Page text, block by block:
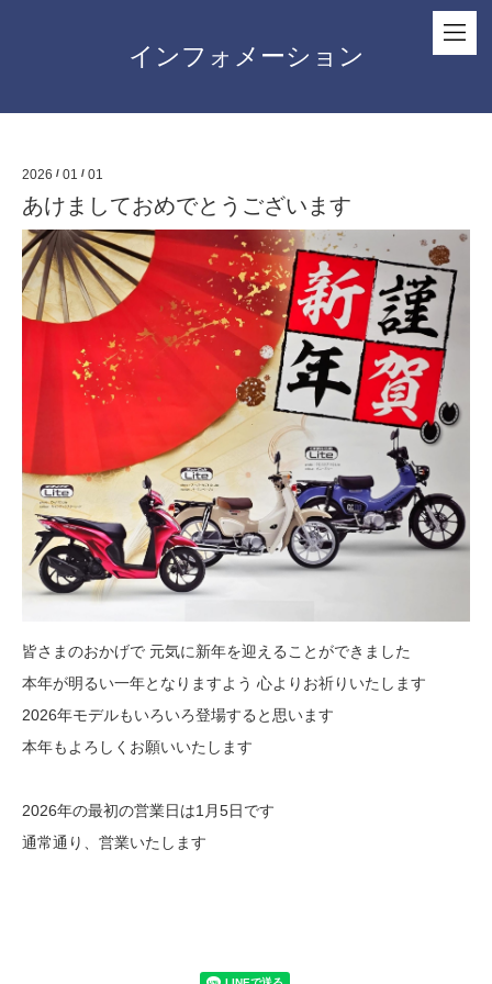
インフォメーション
2026 / 01 / 01
あけましておめでとうございます
皆さまのおかげで 元気に新年を迎えることができました
本年が明るい一年となりますよう 心よりお祈りいたします
2026年モデルもいろいろ登場すると思います
本年もよろしくお願いいたします
2026年の最初の営業日は1月5日です
通常通り、営業いたします